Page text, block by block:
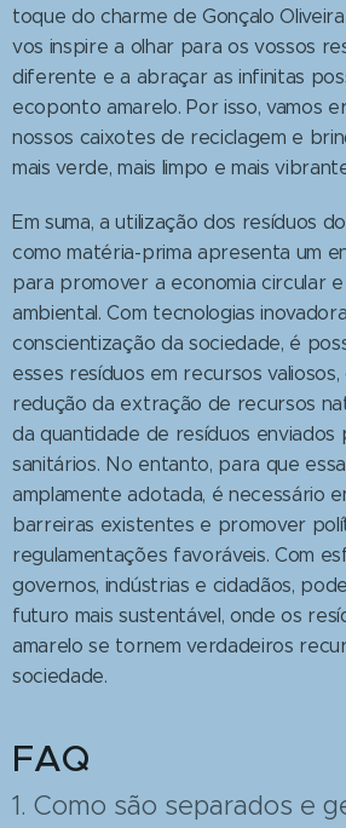
toque do charme de Gonçalo
vos inspire a olhar para os vossos
diferente e a abraçar as infinitas
ecoponto amarelo. Por isso, vamos
nossos caixotes de reciclagem e
mais verde, mais limpo e mais
Em suma, a utilização dos resíduos
como matéria-prima apresenta um
para promover a economia circular
ambiental. Com tecnologias
conscientização da sociedade, é
esses resíduos em recursos
redução da extração de recursos
da quantidade de resíduos enviados
sanitários. No entanto, para que
amplamente adotada, é necessário
barreiras existentes e promover
regulamentações favoráveis. Com
governos, indústrias e cidadãos,
futuro mais sustentável, onde os
amarelo se tornem verdadeiros
sociedade.
FAQ
1. Como são separados e